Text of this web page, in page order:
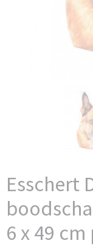
Esschert
6 x 49